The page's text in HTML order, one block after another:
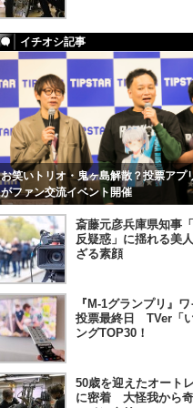
イチオシ記事
お笑いトリオ・鬼ヶ島解散？投票アプ
がファン交流イベント開催
斎藤元彦兵庫県知事
反疑惑」に揺れる美
ざる素顔
『M-1グランプリ』
投票最終日 TVer「
ングTOP30！
50歳を迎えたオート
に密着 大怪我から